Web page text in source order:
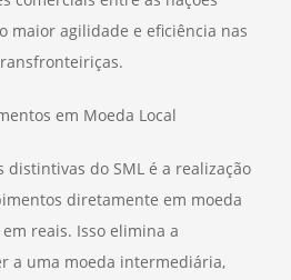
maior agilidade e eficiência nas
em Moeda Local
distintivas do SML é a realização
diretamente em moeda
reais. Isso elimina a
a uma moeda intermediária,